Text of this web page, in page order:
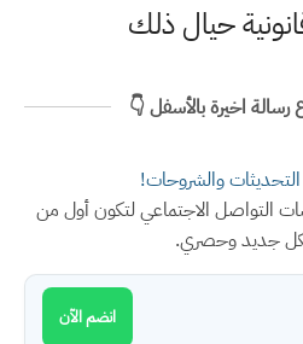
حيال ذلك
رسالة اخيرة بالأسفل 👇
والشروحات!
التواصل الاجتماعي لتكون أول من
جديد وحصري.
انضم الآن